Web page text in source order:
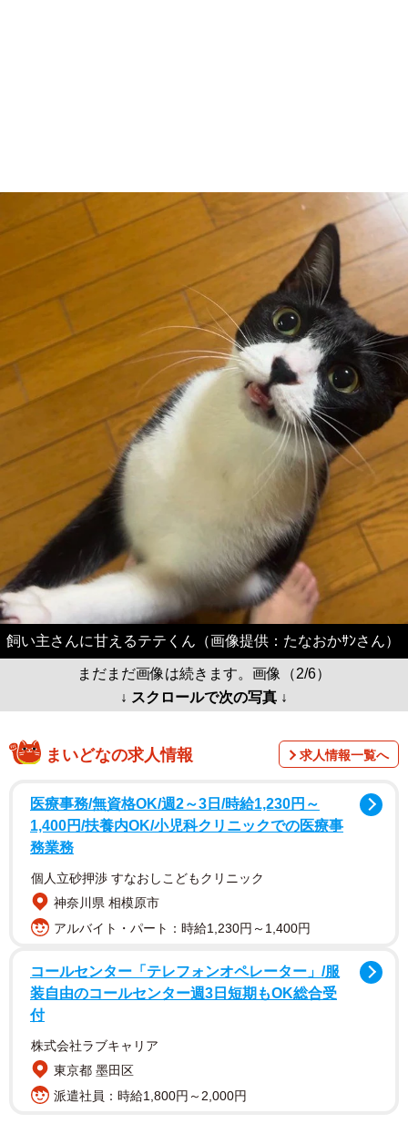
飼い主さんに甘えるテテくん（画像提供：たなおかｻﾝさん）
まだまだ画像は続きます。画像（2/6）
↓ スクロールで次の写真 ↓
まいどなの求人情報 求人情報一覧へ
医療事務/無資格OK/週2～3日/時給1,230円～
1,400円/扶養内OK/小児科クリニックでの医療事
務業務
個人立砂押渉 すなおしこどもクリニック
神奈川県 相模原市
アルバイト・パート：時給1,230円～1,400円
コールセンター「テレフォンオペレーター」/服
装自由のコールセンター週3日短期もOK総合受
付
株式会社ラブキャリア
東京都 墨田区
派遣社員：時給1,800円～2,000円